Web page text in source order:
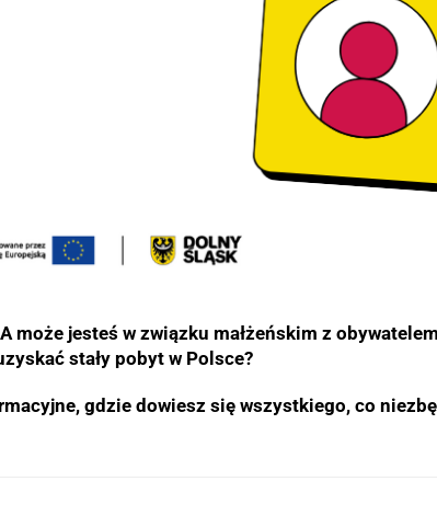
może jesteś w związku małżeńskim z
stały pobyt w Polsce?
gdzie dowiesz się wszystkiego, co